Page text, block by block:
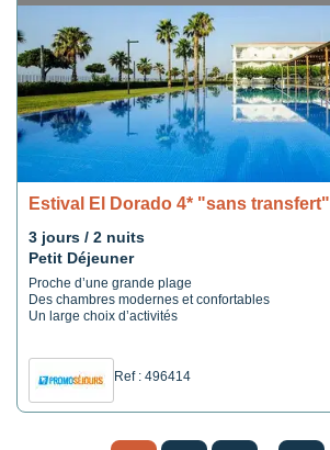
Estival El Dorado 4* "sans transfert"
3 jours / 2 nuits
Petit Déjeuner
Proche d’une grande plage
Des chambres modernes et confortables
Un large choix d’activités
Ref : 496414